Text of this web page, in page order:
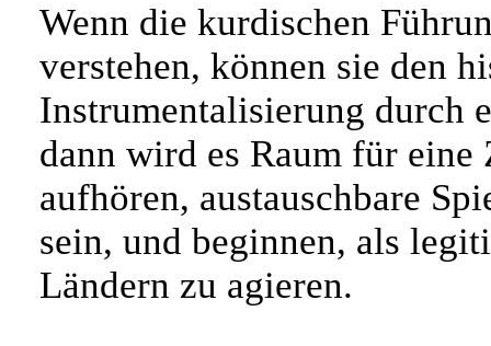
Wenn die kurdischen
verstehen, können sie den
Instrumentalisierung durch
dann wird es Raum für
aufhören, austauschbare
sein, und beginnen, als
Ländern zu agieren.